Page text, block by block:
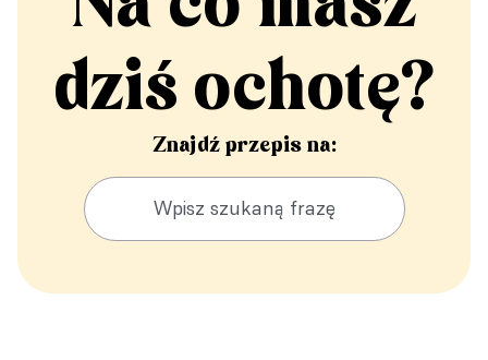
dziś ochotę?
Znajdź przepis na: